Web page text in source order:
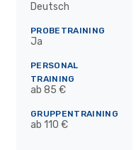
Deutsch
PROBETRAINING
Ja
PERSONAL
TRAINING
ab 85 €
GRUPPENTRAINING
ab 110 €